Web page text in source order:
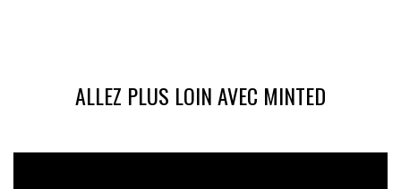
ALLEZ PLUS LOIN AVEC MINTED